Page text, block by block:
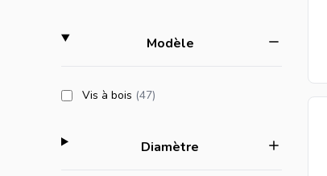
Modèlefilter
Vis à bois (47products available
)
Diamètre